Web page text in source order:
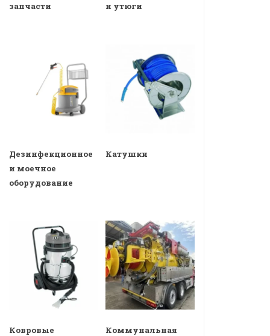
запчасти
и утюги
Дезинфекционное
и моечное
оборудование
Катушки
Ковровые
Коммунальная